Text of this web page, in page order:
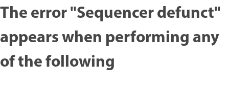
The error "Sequencer defunct"
appears when performing any
of the following